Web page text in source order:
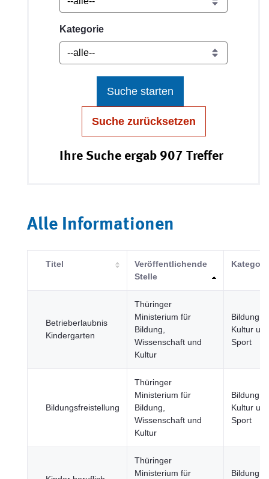
Kategorie
Suche starten
Suche zurücksetzen
Ihre Suche ergab 907 Treffer
Alle Informationen
Titel
Veröffentlichende
Stelle
Betrieberlaubnis
Kindergarten
Thüringer
Ministerium für
Bildung,
Wissenschaft und
Kultur
Bildung,
Kultur
Sport
Bildungsfreistellung
Thüringer
Ministerium für
Bildung,
Wissenschaft und
Kultur
Bildung,
Kultur
Sport
Thüringer
Ministerium für
Bildung,